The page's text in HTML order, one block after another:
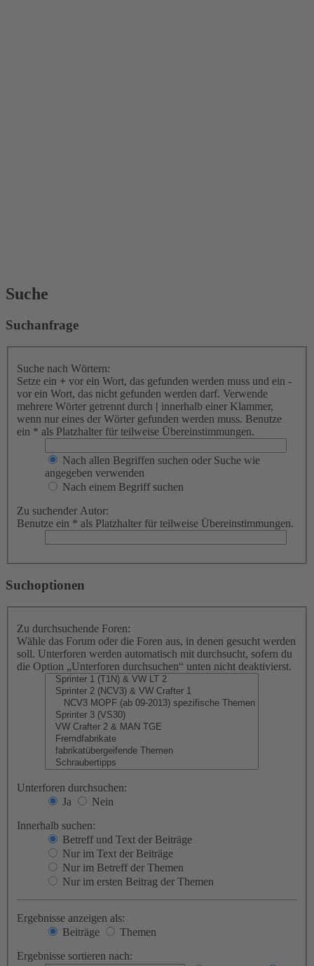
Suche
Suchanfrage
Suche nach Wörtern:
Setze ein + vor ein Wort, das gefunden werden muss und ein -
vor ein Wort, das nicht gefunden werden darf. Verwende
mehrere Wörter getrennt durch | innerhalb einer Klammer,
wenn nur eines der Wörter gefunden werden muss. Benutze
ein * als Platzhalter für teilweise Übereinstimmungen.
Nach allen Begriffen suchen oder Suche wie
angegeben verwenden
Nach einem Begriff suchen
Zu suchender Autor:
Benutze ein * als Platzhalter für teilweise Übereinstimmungen.
Suchoptionen
Zu durchsuchende Foren:
Wähle das Forum oder die Foren aus, in denen gesucht werden
soll. Unterforen werden automatisch mit durchsucht, sofern du
die Option „Unterforen durchsuchen“ unten nicht deaktivierst.
Unterforen durchsuchen:
Ja
Nein
Innerhalb suchen:
Betreff und Text der Beiträge
Nur im Text der Beiträge
Nur im Betreff der Themen
Nur im ersten Beitrag der Themen
Ergebnisse anzeigen als:
Beiträge
Themen
Ergebnisse sortieren nach: